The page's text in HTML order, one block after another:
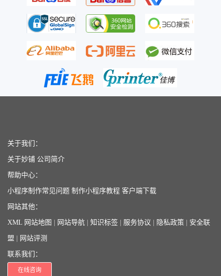
关于我们：
关于妙铺 公司简介
帮助中心：
小程序制作常见问题 制作小程序教程 客户端下载
网站其他：
XML 网站地图 网站导航 知识标签 服务协议 隐私政策 安全联
盟 网站评测
联系我们：
在线咨询